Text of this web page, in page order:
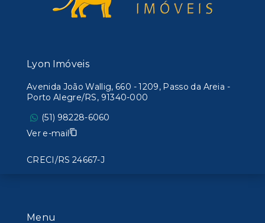
Menu
Lyon Imóveis
Avenida João Wallig, 660 - 1209, Passo da Areia -
Porto Alegre/RS, 91340-000
(51) 98228-6060
Ver e-mail
CRECI/RS 24667-J